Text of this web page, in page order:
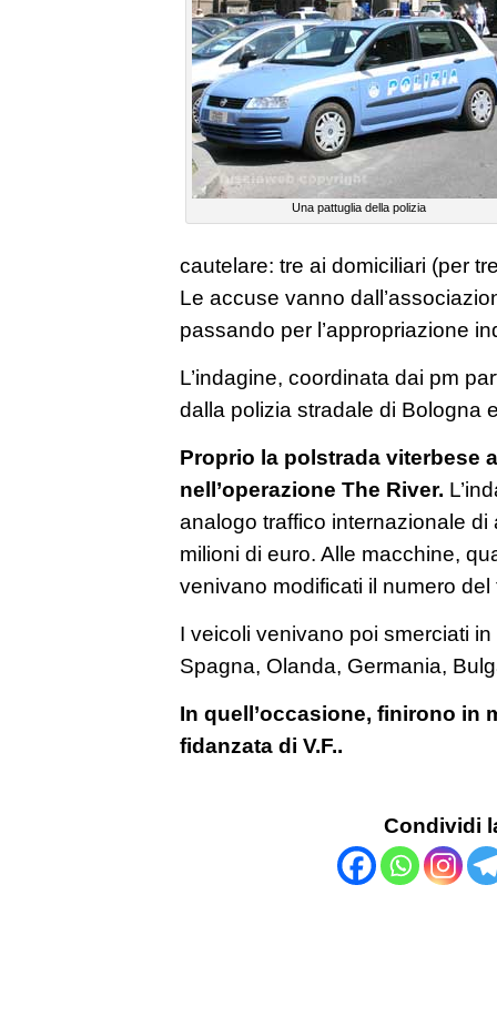
Una pattuglia della polizia
cautelare: tre ai domiciliari (per
Le accuse vanno
passando per l’appropriazione
L’indagine, coordinata dai pm
dalla polizia stradale di Bologna
Proprio la polstrada viterbese
nell’operazione The River.
analogo traffico internazionale
milioni di euro. Alle macchine,
venivano modificati il numero del
I veicoli venivano poi smerciati
Spagna, Olanda, Germania,
In quell’occasione, finirono in
fidanzata di V.F..
Condividi